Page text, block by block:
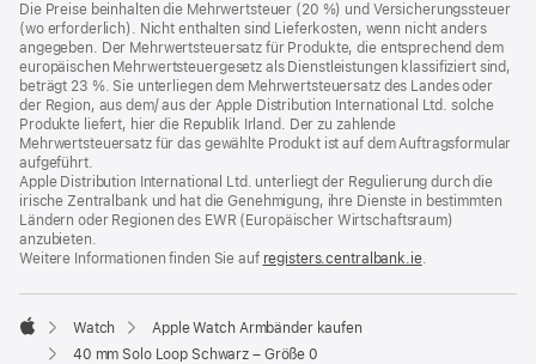
Die Preise beinhalten die Mehrwertsteuer (20 %) und Versicherungssteuer
(wo erforderlich). Nicht enthalten sind Lieferkosten, wenn nicht anders
angegeben. Der Mehrwertsteuersatz für Produkte, die entsprechend dem
europäischen Mehrwertsteuergesetz als Dienstleistungen klassifiziert sind,
beträgt 23 %. Sie unterliegen dem Mehrwertsteuersatz des Landes oder
der Region, aus dem/ aus der Apple Distribution International Ltd. solche
Produkte liefert, hier die Republik Irland. Der zu zahlende
Mehrwertsteuersatz für das gewählte Produkt ist auf dem Auftragsformular
aufgeführt.
Apple Distribution International Ltd. unterliegt der Regulierung durch die
irische Zentralbank und hat die Genehmigung, ihre Dienste in bestimmten
Ländern oder Regionen des EWR (Europäischer Wirtschaftsraum)
anzubieten.
Weitere Informationen finden Sie auf registers.centralbank.ie(Öffnet
neues
.
Apple
Watch
Apple Watch Armbänder kaufen
40 mm Solo Loop Schwarz – Größe 0